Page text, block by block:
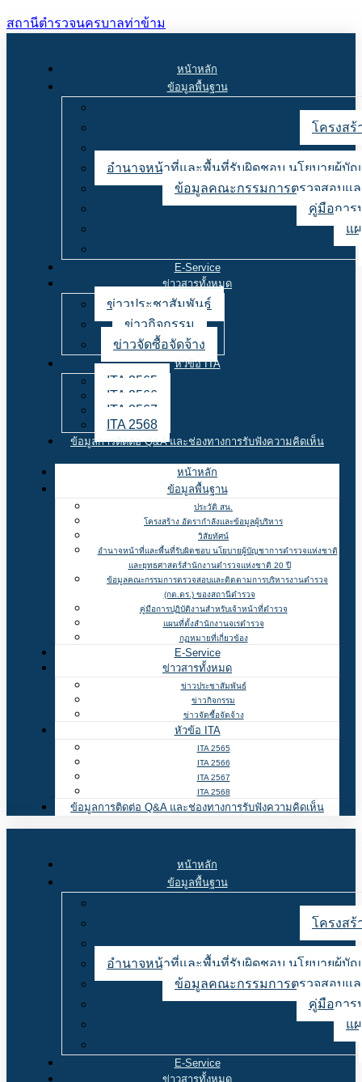
สถานีตำรวจนครบาลท่าข้าม
หน้าหลัก
ข้อมูลพื้นฐาน
โครงสร้
อำนาจหน้าที่และพื้นที่รับผิดชอบ นโยบายผู้บั
ข้อมูลคณะกรรมการตรวจสอบแล
คู่มือการ
แ
E-Service
ข่าวสารทั้งหมด
ข่าวประชาสัมพันธ์
ข่าวกิจกรรม
ข่าวจัดซื้อจัดจ้าง
หัวข้อ ITA
ITA 2565
ITA 2566
ITA 2567
ITA 2568
ข้อมูลการติดต่อ Q&A และช่องทางการรับฟังความคิดเห็น
หน้าหลัก
ข้อมูลพื้นฐาน
ประวัติ สน.
โครงสร้าง อัตรากำลังและข้อมูลผู้บริหาร
วิสัยทัศน์
อำนาจหน้าที่และพื้นที่รับผิดชอบ นโยบายผู้บัญชาการตำรวจแห่งชาติ
และยุทธศาสตร์สำนักงานตำรวจแห่งชาติ 20 ปี
ข้อมูลคณะกรรมการตรวจสอบและติดตามการบริหารงานตำรวจ
(กต.ตร.) ของสถานีตำรวจ
คู่มือการปฏิบัติงานสำหรับเจ้าหน้าที่ตำรวจ
แผนที่ตั้งสำนักงานจเรตำรวจ
กฏหมายที่เกี่ยวข้อง
E-Service
ข่าวสารทั้งหมด
ข่าวประชาสัมพันธ์
ข่าวกิจกรรม
ข่าวจัดซื้อจัดจ้าง
หัวข้อ ITA
ITA 2565
ITA 2566
ITA 2567
ITA 2568
ข้อมูลการติดต่อ Q&A และช่องทางการรับฟังความคิดเห็น
หน้าหลัก
ข้อมูลพื้นฐาน
โครงสร้
อำนาจหน้าที่และพื้นที่รับผิดชอบ นโยบายผู้บั
ข้อมูลคณะกรรมการตรวจสอบแล
คู่มือการ
แ
E-Service
ข่าวสารทั้งหมด